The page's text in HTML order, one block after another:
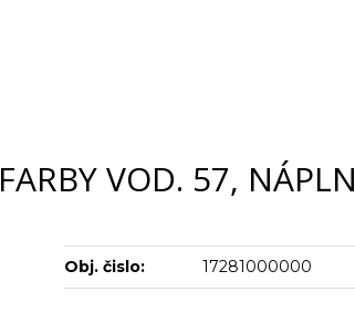
FARBY VOD. 57,
Obj. čislo: 17281000000